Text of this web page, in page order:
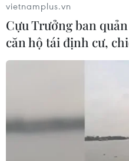
Thượng viện Mỹ thông
sách tránh nguy cơ
vietnamplus.vn
Cựu Trưởng ban
căn hộ tái định cư,